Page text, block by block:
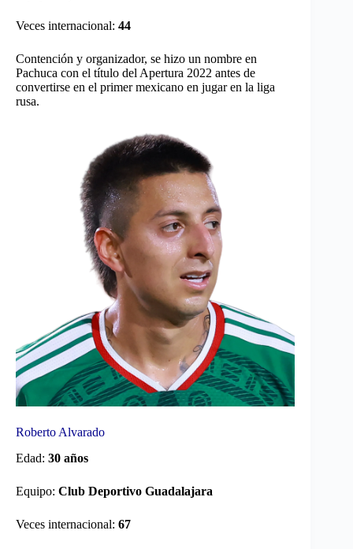
Veces internacional: 44
Contención y organizador, se hizo un nombre en
Pachuca con el título del Apertura 2022 antes de
convertirse en el primer mexicano en jugar en la liga
rusa.
Roberto Alvarado
Edad: 30 años
Equipo: Club Deportivo Guadalajara
Veces internacional: 67